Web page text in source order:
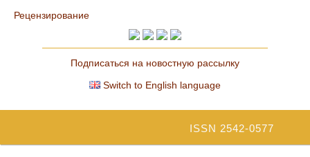
Рецензирование
Подписаться на новостную рассылку
Switch to English language
ISSN 2542-0577